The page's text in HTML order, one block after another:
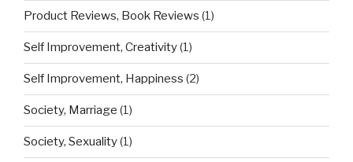
Product Reviews, Book Reviews (1)
Self Improvement, Creativity(1)
Self Improvement, Happiness (2)
Society, Marriage (1)
Society, Sexuality(1)